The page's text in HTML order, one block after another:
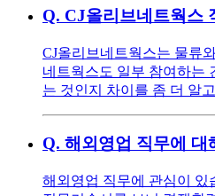
Q. CJ올리브네트웍스
CJ올리브네트웍스는 물류
네트웍스도 일부 참여하는
는 것인지 차이를 좀 더 알
Q. 해외영업 직무에 대
해외영업 직무에 관심이 있